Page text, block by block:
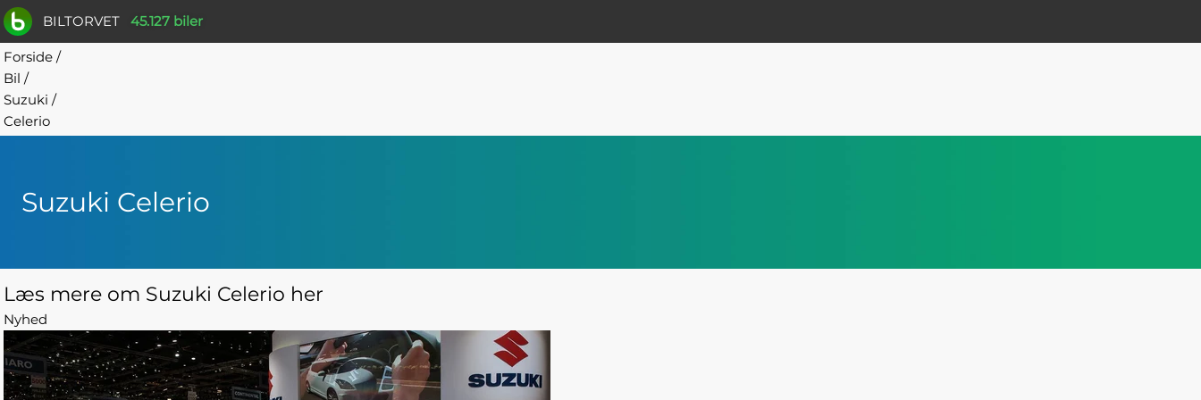
BILTORVET 45.127 biler
Forside /
Bil /
Suzuki /
Celerio
Suzuki Celerio
Læs mere om Suzuki Celerio her
Nyhed